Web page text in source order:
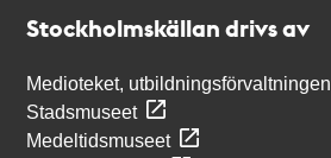
Stockholmskällan drivs av
Medioteket, utbildningsförvaltningen
Stadsmuseet
Medeltidsmuseet